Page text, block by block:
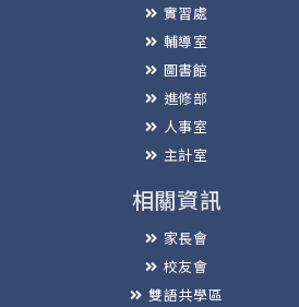
實習處
輔導室
圖書館
進修部
人事室
主計室
相關資訊
家長會
校友會
雙語共學區